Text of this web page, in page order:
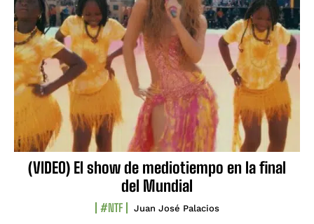
(VIDEO) El show de mediotiempo en la final
del Mundial
#NTF Juan José Palacios